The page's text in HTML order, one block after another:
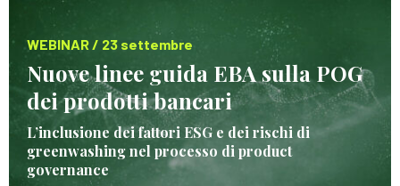
WEBINAR / 23 settembre
Nuove linee guida EBA sulla POG
dei prodotti bancari
L’inclusione dei fattori ESG e dei rischi di
greenwashing nel processo di product
governance